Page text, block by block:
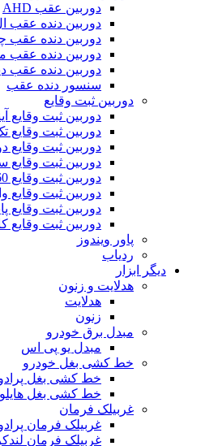
دوربین عقب AHD
دوربین دنده عقب
دوربین دنده
دوربین دنده عقب
دوربین دنده عقب
سنسور دنده عقب
دوربین ثبت وقایع
دوربین ثبت وقایع
دوربین ثبت وقایع
دوربین ثبت وقایع
دوربین ثبت وقایع
دوربین ثبت وقایع 360 درجه
دوربین ثبت وقایع
دوربین ثبت وقایع
دوربین ثبت وقایع
پاور ویندوز
ردیاب
دیگر ابزار
هدلایت و زنون
هدلایت
زنون
مبدل برق خودرو
مبدل یو پی اس
خط کشی بغل خودرو
خط کشی بغل
خط کشی بغل
غربیلک فرمان
غربیلک فرمان
غربیلک فرمان